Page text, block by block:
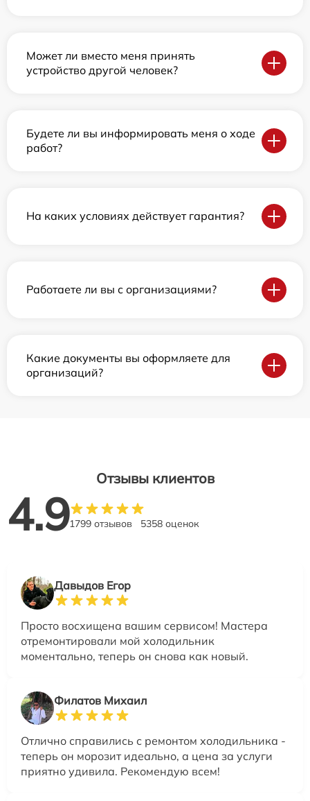
Может ли вместо меня принять
устройство другой человек?
Будете ли вы информировать меня о ходе
работ?
На каких условиях действует гарантия?
Работаете ли вы с организациями?
Какие документы вы оформляете для
организаций?
Отзывы клиентов
4.91799 отзывов 5358 оценок
Давыдов Егор
Просто восхищена вашим сервисом! Мастера
отремонтировали мой холодильник
моментально, теперь он снова как новый.
Филатов Михаил
Отлично справились с ремонтом холодильника -
теперь он морозит идеально, а цена за услуги
приятно удивила. Рекомендую всем!